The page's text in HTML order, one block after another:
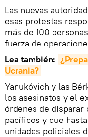
Las nuevas
esas protestas
más de 100
fuerza de
Lea también:
Ucrania?
Yanukóvich y las
los asesinatos y el
órdenes de disparar
pacíficos y que
unidades policiales